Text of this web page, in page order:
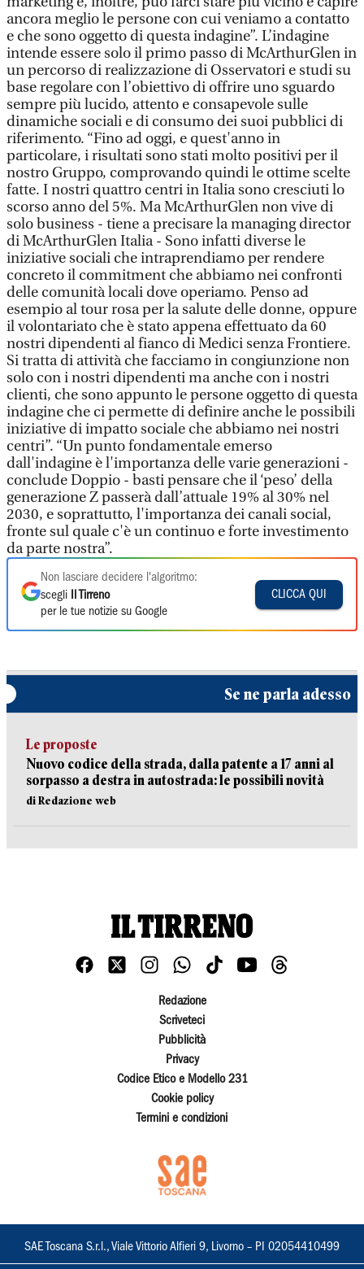
ancora meglio le persone con cui veniamo a contatto
e che sono oggetto di questa indagine”. L’indagine
intende essere solo il primo passo di McArthurGlen in
un percorso di realizzazione di Osservatori e studi su
base regolare con l’obiettivo di offrire uno sguardo
sempre più lucido, attento e consapevole sulle
dinamiche sociali e di consumo dei suoi pubblici di
riferimento. “Fino ad oggi, e quest'anno in
particolare, i risultati sono stati molto positivi per il
nostro Gruppo, comprovando quindi le ottime scelte
fatte. I nostri quattro centri in Italia sono cresciuti lo
scorso anno del 5%. Ma McArthurGlen non vive di
solo business - tiene a precisare la managing director
di McArthurGlen Italia - Sono infatti diverse le
iniziative sociali che intraprendiamo per rendere
concreto il commitment che abbiamo nei confronti
delle comunità locali dove operiamo. Penso ad
esempio al tour rosa per la salute delle donne, oppure
il volontariato che è stato appena effettuato da 60
nostri dipendenti al fianco di Medici senza Frontiere.
Si tratta di attività che facciamo in congiunzione non
solo con i nostri dipendenti ma anche con i nostri
clienti, che sono appunto le persone oggetto di questa
indagine che ci permette di definire anche le possibili
iniziative di impatto sociale che abbiamo nei nostri
centri”. “Un punto fondamentale emerso
dall'indagine è l'importanza delle varie generazioni -
conclude Doppio - basti pensare che il ‘peso’ della
generazione Z passerà dall’attuale 19% al 30% nel
2030, e soprattutto, l'importanza dei canali social,
fronte sul quale c'è un continuo e forte investimento
da parte nostra”.
Non lasciare decidere l'algoritmo:
scegli
Il Tirreno
per le tue notizie su Google
CLICCA QUI
Se ne parla adesso
Le proposte
Nuovo codice della strada, dalla patente a 17 anni al
sorpasso a destra in autostrada: le possibili novità
di Redazione web
Redazione
Scriveteci
Pubblicità
Privacy
Codice Etico e Modello 231
Cookie policy
Termini e condizioni
SAE Toscana S.r.l., Viale Vittorio Alfieri 9, Livorno – PI 02054410499